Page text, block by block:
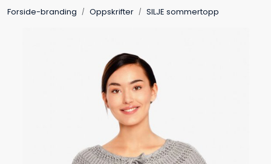
Forside-branding Oppskrifter SILJE sommertopp